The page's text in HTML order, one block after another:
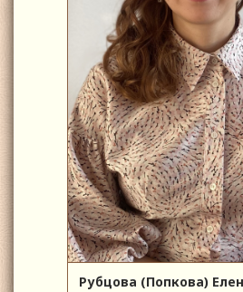
Рубцова (Попкова)